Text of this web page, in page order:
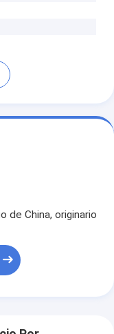
de China, originario